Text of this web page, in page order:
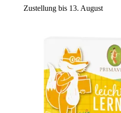
Zustellung bis 13. August